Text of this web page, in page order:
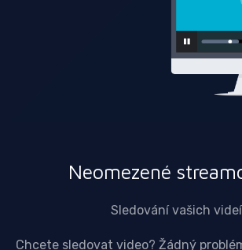
Neomezené
Sledování vašich videí
Chcete sledovat video? Žádný